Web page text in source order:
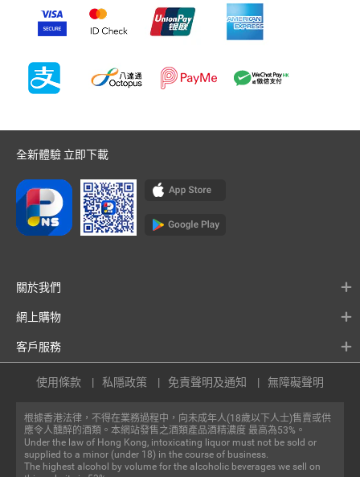
全新體驗 立即下載
關於我們
網上購物
客戶服務
根據香港法律，不得在業務過程中，向未成年人(18歲以下人士)售賣或供
應令人醺醉的酒類。本網站發售之酒類產品酒精濃度 最高為53%。
Under the law of Hong Kong, intoxicating liquor must not be sold or
supplied to a minor (under 18) in the course of business.
The highest alcohol by volume for the alcoholic beverages we sell on
使用條款 私隱政策 免責聲明及通知 無障礙聲明